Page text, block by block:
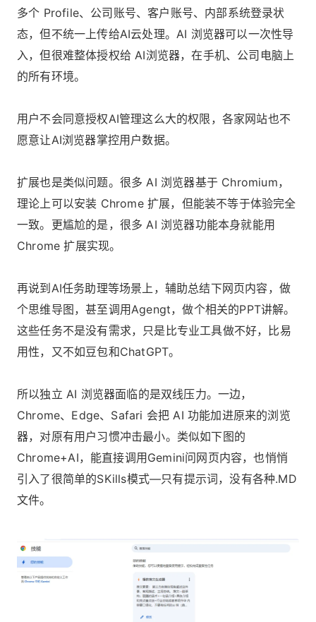
多个 Profile、公司账号、客户账号、内部系统登录状
态，但不统一上传给AI云处理。AI 浏览器可以一次性导
入，但很难整体授权给 AI浏览器，在手机、公司电脑上
的所有环境。
用户不会同意授权AI管理这么大的权限，各家网站也不
愿意让AI浏览器掌控用户数据。
扩展也是类似问题。很多 AI 浏览器基于 Chromium，
理论上可以安装 Chrome 扩展，但能装不等于体验完全
一致。更尴尬的是，很多 AI 浏览器功能本身就能用
Chrome 扩展实现。
再说到AI任务助理等场景上，辅助总结下网页内容，做
个思维导图，甚至调用Agengt，做个相关的PPT讲解。
这些任务不是没有需求，只是比专业工具做不好，比易
用性，又不如豆包和ChatGPT。
所以独立 AI 浏览器面临的是双线压力。一边，
Chrome、Edge、Safari 会把 AI 功能加进原来的浏览
器，对原有用户习惯冲击最小。类似如下图的
Chrome+AI，能直接调用Gemini问网页内容，也悄悄
引入了很简单的SKills模式—只有提示词，没有各种.MD
文件。